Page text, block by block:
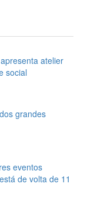
atelier
social
grandes
eventos
de volta de 11